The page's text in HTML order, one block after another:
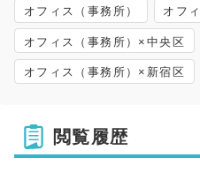
オフィス（事務所） オフ
オフィス（事務所）×中央区
オフィス（事務所）×新宿区
閲覧履歴